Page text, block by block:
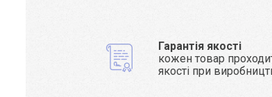
Гарантія якості
кожен товар
якості при